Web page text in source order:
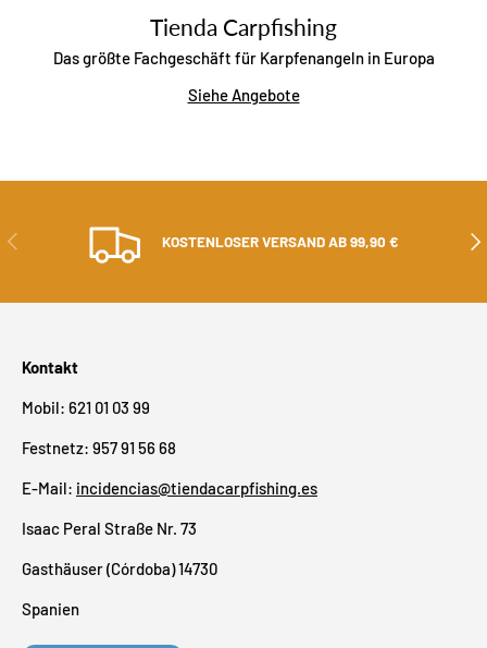
Tienda Carpfishing
Das größte Fachgeschäft für Karpfenangeln in Europa
Siehe Angebote
ZURÜCK KOSTENLOSER VERSAND AB 99,90 €
Kontakt
Mobil: 621 01 03 99
Festnetz: 957 91 56 68
E-Mail: incidencias@tiendacarpfishing.es
Isaac Peral Straße Nr. 73
Gasthäuser (Córdoba) 14730
Spanien